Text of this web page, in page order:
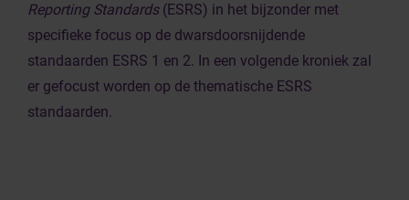
Reporting Standards(ESRS) in het bijzonder met
specifieke focus op de dwarsdoorsnijdende
standaarden ESRS 1 en 2. In een volgende kroniek zal
er gefocust worden op de thematische ESRS
standaarden.